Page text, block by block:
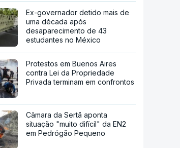
Ex-governador detido mais de
uma década após
desaparecimento de 43
estudantes no México
Protestos em Buenos Aires
contra Lei da Propriedade
Privada terminam em confrontos
Câmara da Sertã aponta
situação "muito difícil" da EN2
em Pedrógão Pequeno